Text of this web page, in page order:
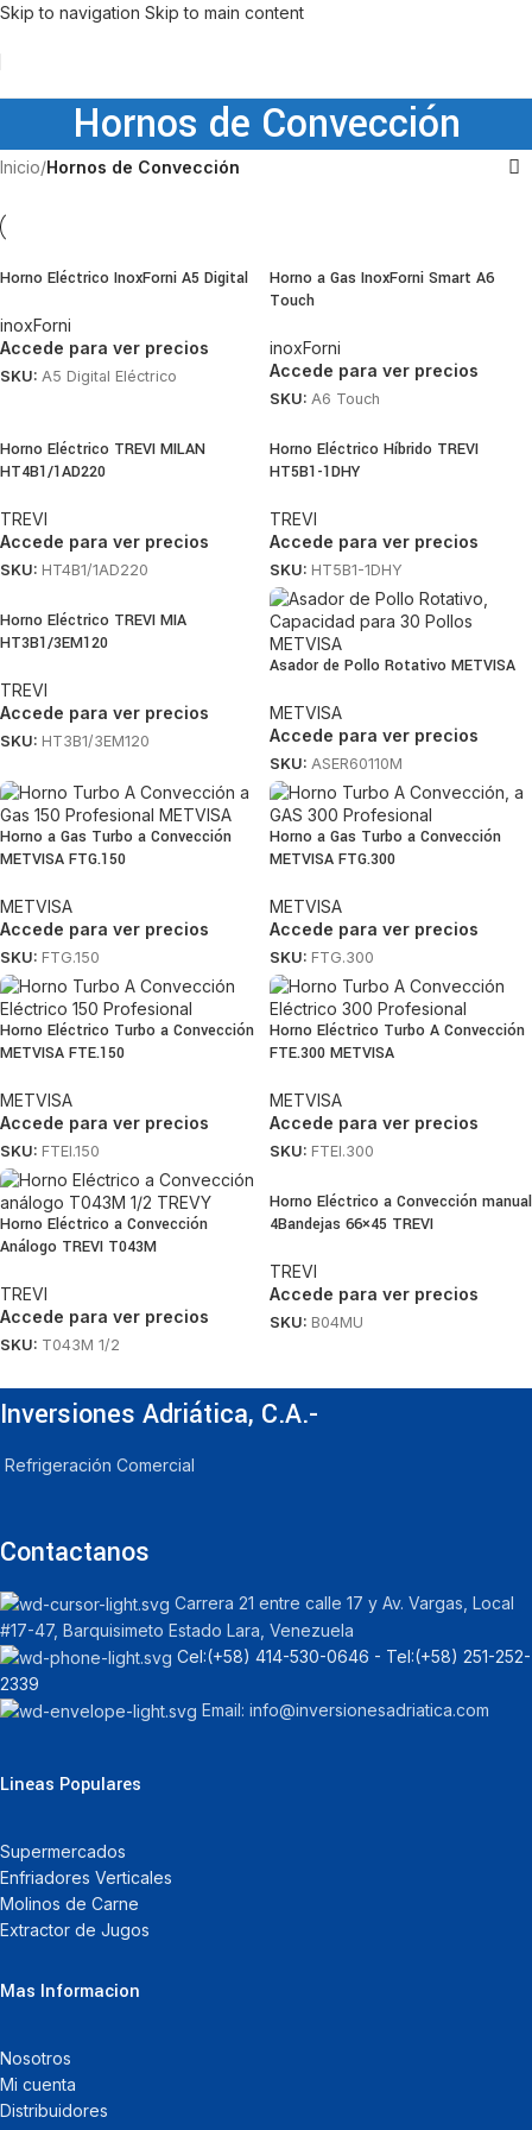
Skip to navigation Skip to main content
Hornos de Convección
Inicio/Hornos de Convección
Horno Eléctrico InoxForni A5 Digital
inoxForni
Accede para ver precios
SKU: A5 Digital Eléctrico
Horno a Gas InoxForni Smart A6
Touch
inoxForni
Accede para ver precios
SKU: A6 Touch
Horno Eléctrico TREVI MILAN
HT4B1/1AD220
TREVI
Accede para ver precios
SKU: HT4B1/1AD220
Horno Eléctrico Híbrido TREVI
HT5B1-1DHY
TREVI
Accede para ver precios
SKU: HT5B1-1DHY
Horno Eléctrico TREVI MIA
HT3B1/3EM120
TREVI
Accede para ver precios
SKU: HT3B1/3EM120
Asador de Pollo Rotativo METVISA
METVISA
Accede para ver precios
SKU: ASER60110M
Horno a Gas Turbo a Convección
METVISA FTG.150
METVISA
Accede para ver precios
SKU: FTG.150
Horno a Gas Turbo a Convección
METVISA FTG.300
METVISA
Accede para ver precios
SKU: FTG.300
Horno Eléctrico Turbo a Convección
METVISA FTE.150
METVISA
Accede para ver precios
SKU: FTEI.150
Horno Eléctrico Turbo A Convección
FTE.300 METVISA
METVISA
Accede para ver precios
SKU: FTEI.300
Horno Eléctrico a Convección
Análogo TREVI T043M
TREVI
Accede para ver precios
SKU: T043M 1/2
Horno Eléctrico a Convección manual
4Bandejas 66×45 TREVI
TREVI
Accede para ver precios
SKU: B04MU
Inversiones Adriática, C.A.-
Refrigeración Comercial
Contactanos
Carrera 21 entre calle 17 y Av. Vargas, Local
#17-47, Barquisimeto Estado Lara, Venezuela
Cel:‪(+58) 414-530-0646‬ - Tel:‪(+58) 251-252-
2339
Email: info@inversionesadriatica.com
Lineas Populares
Supermercados
Enfriadores Verticales
Molinos de Carne
Extractor de Jugos
Mas Informacion
Nosotros
Mi cuenta
Distribuidores